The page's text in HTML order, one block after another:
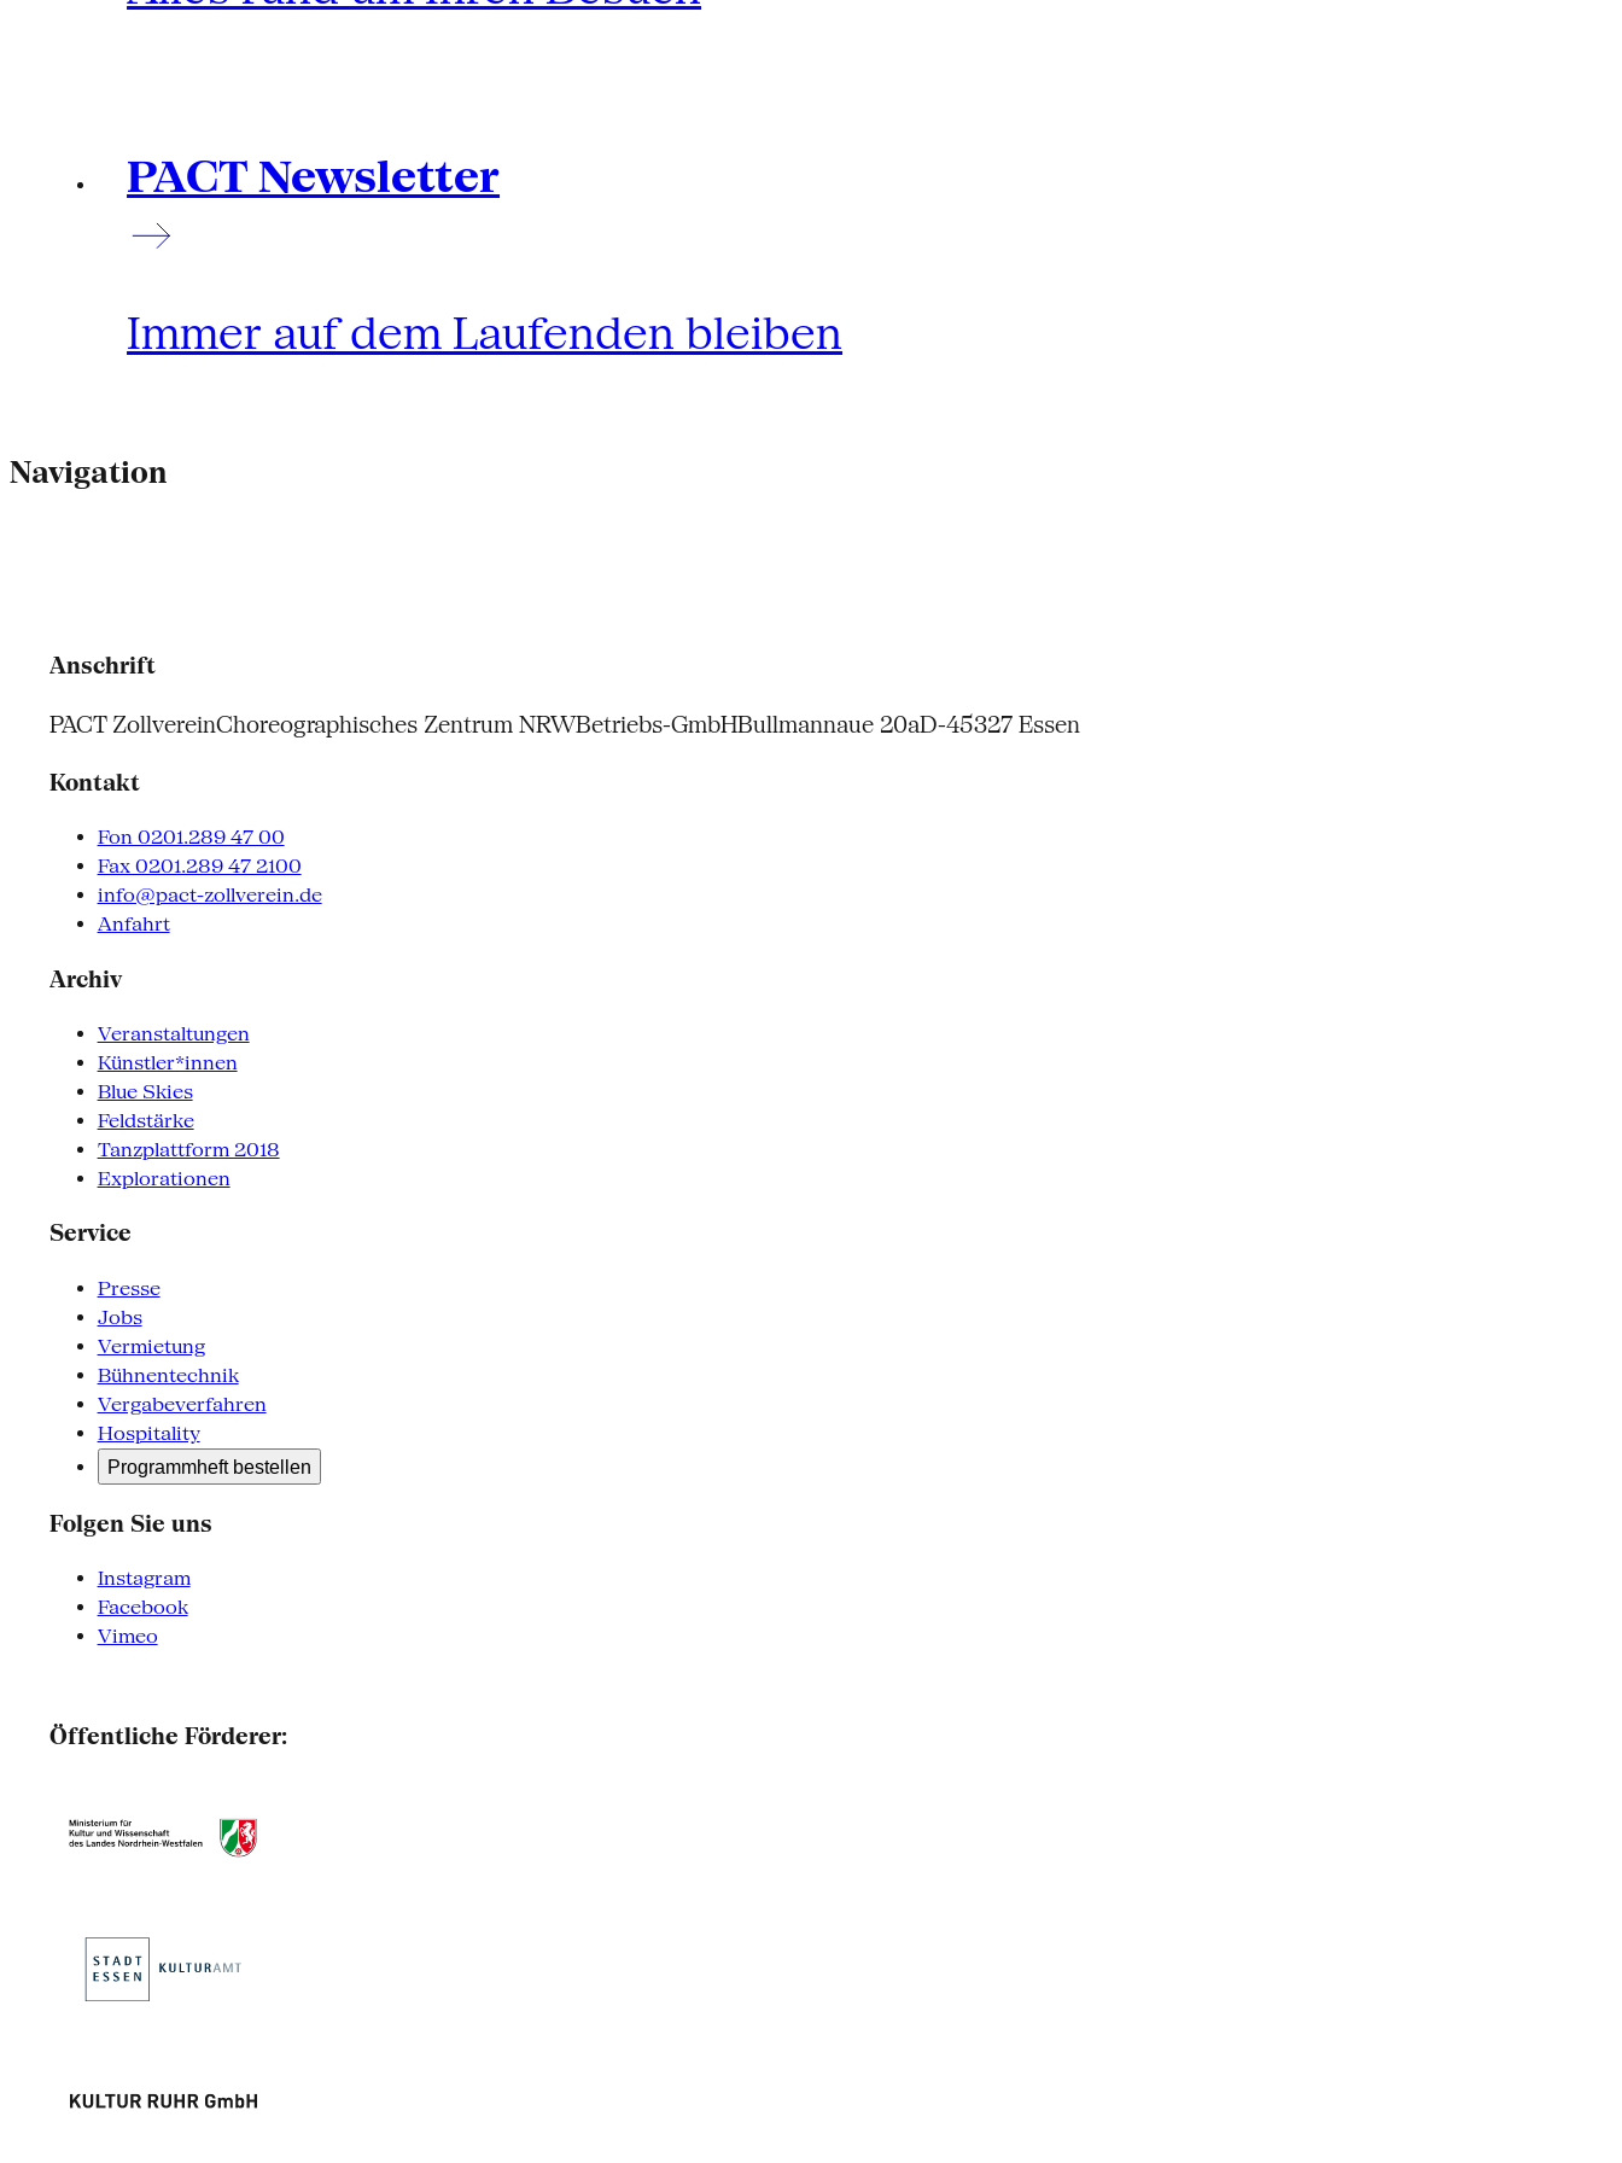
PACT Newsletter
Immer auf dem Laufenden bleiben
Navigation
Anschrift
PACT ZollvereinChoreographisches Zentrum NRWBetriebs-GmbHBullmannaue 20aD-45327 Essen
Kontakt
Fon 0201.289 47 00
Fax 0201.289 47 2100
info@pact-zollverein.de
Anfahrt
Archiv
Veranstaltungen
Künstler*innen
Blue Skies
Feldstärke
Tanzplattform 2018
Explorationen
Service
Presse
Jobs
Vermietung
Bühnentechnik
Vergabeverfahren
Hospitality
Programmheft bestellen
Folgen Sie uns
Instagram
Facebook
Vimeo
Öffentliche Förderer: